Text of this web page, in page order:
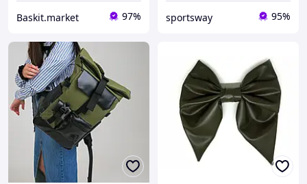
Baskit.market 97% sportsway 95%